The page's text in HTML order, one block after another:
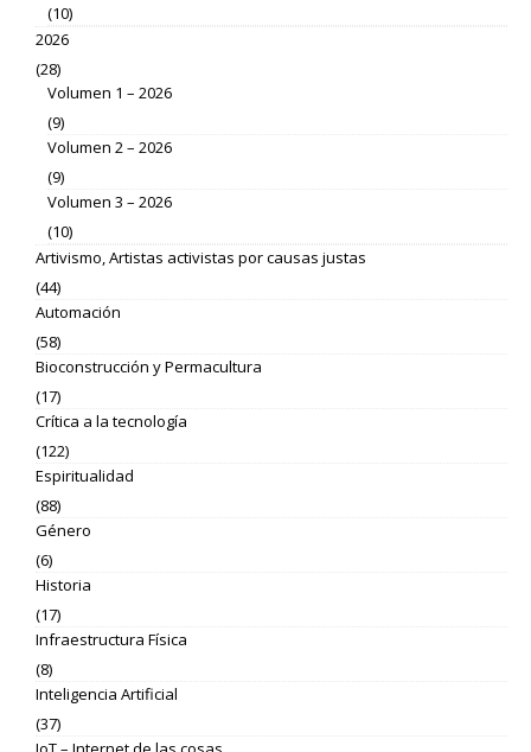
(10)
2026
(28)
Volumen 1 – 2026
(9)
Volumen 2 – 2026
(9)
Volumen 3 – 2026
(10)
Artivismo, Artistas activistas por causas justas
(44)
Automación
(58)
Bioconstrucción y Permacultura
(17)
Crítica a la tecnología
(122)
Espiritualidad
(88)
Género
(6)
Historia
(17)
Infraestructura Física
(8)
Inteligencia Artificial
(37)